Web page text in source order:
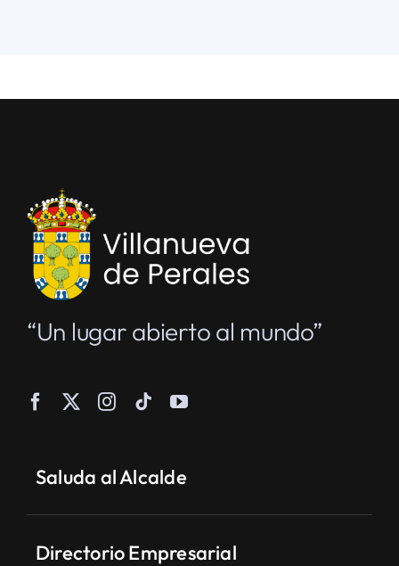
“Un lugar abierto al mundo”
Saluda al Alcalde
Directorio Empresarial